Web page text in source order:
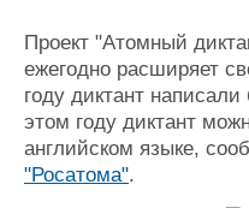
Проект "Атомный
ежегодно расширяет
году диктант
этом году диктант
английском языке,
"Росатома".